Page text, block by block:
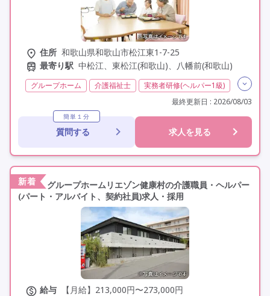
住所 和歌山県和歌山市松江東1-7-25
最寄り駅 中松江、東松江(和歌山)、八幡前(和歌山)
グループホーム 介護福祉士
実務者研修(ヘルパー1級)
学歴不問
定年60歳以上
車通勤可 駅近
最終更新日 : 2026/08/03
簡単１分
質問する 求人を見る
新着
グループホームリエゾン健康村の介護職員・ヘルパー
(パート・アルバイト、契約社員)求人・採用
給与
【月給】213,000円〜273,000円